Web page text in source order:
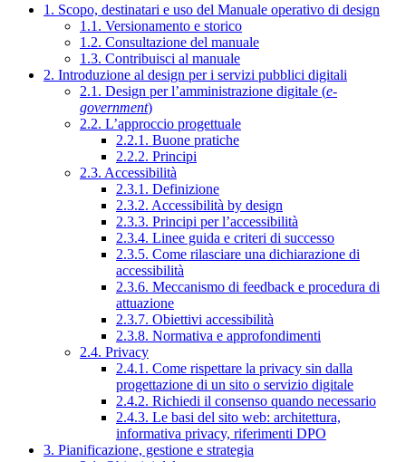
1. Scopo, destinatari e uso del Manuale operativo di design
1.1. Versionamento e storico
1.2. Consultazione del manuale
1.3. Contribuisci al manuale
2. Introduzione al design per i servizi pubblici digitali
2.1. Design per l’amministrazione digitale (e-
government)
2.2. L’approccio progettuale
2.2.1. Buone pratiche
2.2.2. Principi
2.3. Accessibilità
2.3.1. Definizione
2.3.2. Accessibilità by design
2.3.3. Principi per l’accessibilità
2.3.4. Linee guida e criteri di successo
2.3.5. Come rilasciare una dichiarazione di
accessibilità
2.3.6. Meccanismo di feedback e procedura di
attuazione
2.3.7. Obiettivi accessibilità
2.3.8. Normativa e approfondimenti
2.4. Privacy
2.4.1. Come rispettare la privacy sin dalla
progettazione di un sito o servizio digitale
2.4.2. Richiedi il consenso quando necessario
2.4.3. Le basi del sito web: architettura,
informativa privacy, riferimenti DPO
3. Pianificazione, gestione e strategia